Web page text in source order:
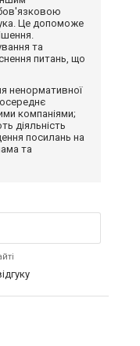
Це допоможе
та
питань, що
ненормативної
компаніями;
діяльність
посилань на
та